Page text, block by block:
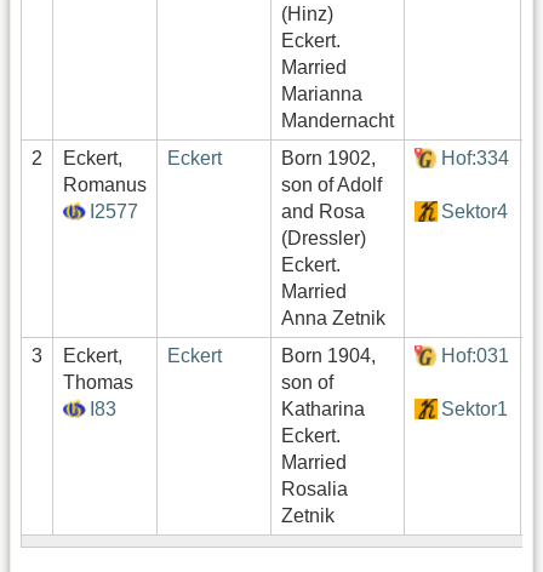
(Hinz)
Eckert.
Married
Marianna
Mandernacht
2
Eckert,
Romanus
I2577
Eckert
Born 1902,
son of Adolf
and Rosa
(Dressler)
Eckert.
Married
Anna Zetnik
Hof:334
Sektor4
3
Eckert,
Thomas
I83
Eckert
Born 1904,
son of
Katharina
Eckert.
Married
Rosalia
Zetnik
Hof:031
Sektor1